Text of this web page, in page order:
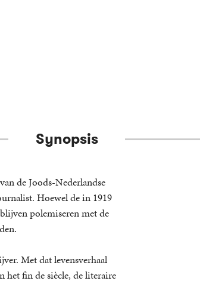
Synopsis
de Joods-Nederlandse
Hoewel de in 1919
polemiseren met de
Met dat levensverhaal
het fin de siècle, de literaire